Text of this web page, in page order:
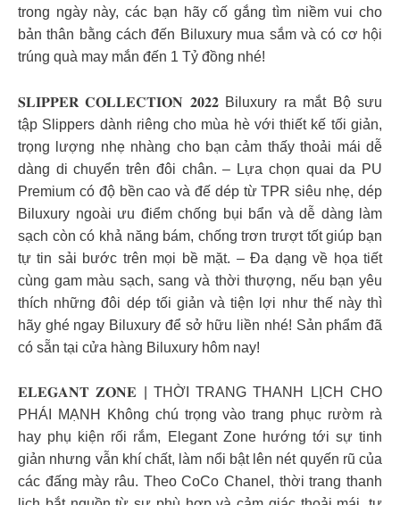
trong ngày này, các bạn hãy cố gắng tìm niềm vui cho
bản thân bằng cách đến Biluxury mua sắm và có cơ hội
trúng quà may mắn đến 1 Tỷ đồng nhé!
𝐒𝐋𝐈𝐏𝐏𝐄𝐑 𝐂𝐎𝐋𝐋𝐄𝐂𝐓𝐈𝐎𝐍 𝟐𝟎𝟐𝟐 Biluxury ra mắt Bộ sưu
tập Slippers dành riêng cho mùa hè với thiết kế tối giản,
trọng lượng nhẹ nhàng cho bạn cảm thấy thoải mái dễ
dàng di chuyển trên đôi chân. – Lựa chọn quai da PU
Premium có độ bền cao và đế dép từ TPR siêu nhẹ, dép
Biluxury ngoài ưu điểm chống bụi bẩn và dễ dàng làm
sạch còn có khả năng bám, chống trơn trượt tốt giúp bạn
tự tin sải bước trên mọi bề mặt. – Đa dạng về họa tiết
cùng gam màu sạch, sang và thời thượng, nếu bạn yêu
thích những đôi dép tối giản và tiện lợi như thế này thì
hãy ghé ngay Biluxury để sở hữu liền nhé! Sản phẩm đã
có sẵn tại cửa hàng Biluxury hôm nay!
𝐄𝐋𝐄𝐆𝐀𝐍𝐓 𝐙𝐎𝐍𝐄 | THỜI TRANG THANH LỊCH CHO
PHÁI MẠNH Không chú trọng vào trang phục rườm rà
hay phụ kiện rối rắm, Elegant Zone hướng tới sự tinh
giản nhưng vẫn khí chất, làm nổi bật lên nét quyến rũ của
các đấng mày râu. Theo CoCo Chanel, thời trang thanh